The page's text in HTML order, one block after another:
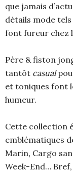
que jamais
détails mode
font fureur chez
Père & fiston
tantôt casual
et toniques font
humeur.
Cette collection
emblématiques
Marin, Cargo
Week-End…